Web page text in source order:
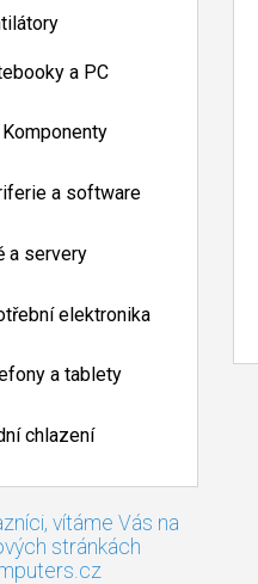
a PC
Komponenty
a software
a servery
elektronika
a tablety
chlazení
vítáme Vás na
stránkách